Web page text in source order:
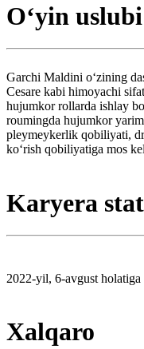
Oʻyin uslubi
Garchi Maldini oʻzining
Cesare kabi himoyachi
hujumkor rollarda ishlay
roumingda hujumkor
pleymeykerlik qobiliyati,
koʻrish qobiliyatiga mos
Karyera
2022-yil, 6-avgust
Xalqaro